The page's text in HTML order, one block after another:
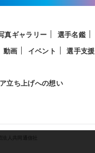
真ギャラリー 選手名鑑
動画 イベント 選手支援
立ち上げへの想い